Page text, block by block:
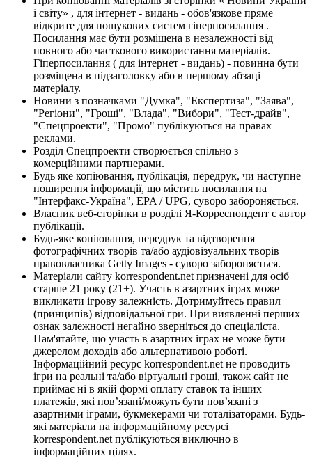
і світу» , для інтернет - видань - обов'язкове пряме
відкрите для пошукових систем гіперпосилання .
Посилання має бути розміщена в незалежності від
повного або часткового використання матеріалів.
Гіперпосилання ( для інтернет - видань) - повинна бути
розміщена в підзаголовку або в першому абзаці
матеріалу.
Новини з позначками "Думка", "Експертиза", "Заява",
"Регіони", "Гроші", "Влада", "Вибори", "Тест-драйв",
"Спецпроекти", "Промо" публікуються на правах
реклами.
Розділ Спецпроекти створюється спільно з
комерційними партнерами.
Будь яке копіювання, публікація, передрук, чи наступне
поширення інформації, що містить посилання на
"Інтерфакс-Україна", EPA / UPG, суворо забороняється.
Власник веб-сторінки в розділі Я-Корреспондент є автор
публікації.
Будь-яке копіювання, передрук та відтворення
фотографічних творів та/або аудіовізуальних творів
правовласника Getty Images - суворо забороняється.
Матеріали сайту korrespondent.net призначені для осіб
старше 21 року (21+). Участь в азартних іграх може
викликати ігрову залежність. Дотримуйтесь правил
(принципів) відповідальної гри. При виявленні перших
ознак залежності негайно зверніться до спеціаліста.
Пам'ятайте, що участь в азартних іграх не може бути
джерелом доходів або альтернативою роботі.
Інформаційний ресурс korrespondent.net не проводить
ігри на реальні та/або віртуальні гроші, також сайт не
приймає ні в якій формі оплату ставок та інших
платежів, які пов’язані/можуть бути пов’язані з
азартними іграми, букмекерами чи тоталізаторами. Будь-
які матеріали на інформаційному ресурсі
korrespondent.net публікуються виключно в
інформаційних цілях.